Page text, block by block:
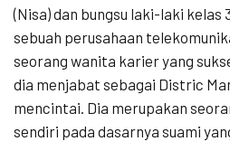
(Nisa) dan bungsu laki-laki kelas
sebuah perusahaan
seorang wanita karier yang
dia menjabat sebagai Distric
mencintai. Dia merupakan
sendiri pada dasarnya suami